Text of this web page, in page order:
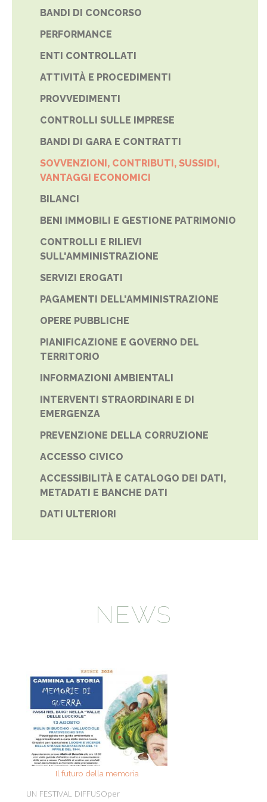
BANDI DI CONCORSO
PERFORMANCE
ENTI CONTROLLATI
ATTIVITÀ E PROCEDIMENTI
PROVVEDIMENTI
CONTROLLI SULLE IMPRESE
BANDI DI GARA E CONTRATTI
SOVVENZIONI, CONTRIBUTI, SUSSIDI,
VANTAGGI ECONOMICI
BILANCI
BENI IMMOBILI E GESTIONE PATRIMONIO
CONTROLLI E RILIEVI
SULL'AMMINISTRAZIONE
SERVIZI EROGATI
PAGAMENTI DELL'AMMINISTRAZIONE
OPERE PUBBLICHE
PIANIFICAZIONE E GOVERNO DEL
TERRITORIO
INFORMAZIONI AMBIENTALI
INTERVENTI STRAORDINARI E DI
EMERGENZA
PREVENZIONE DELLA CORRUZIONE
ACCESSO CIVICO
ACCESSIBILITÀ E CATALOGO DEI DATI,
METADATI E BANCHE DATI
DATI ULTERIORI
NEWS
Il futuro della memoria
UN FESTIVAL DIFFUSOper